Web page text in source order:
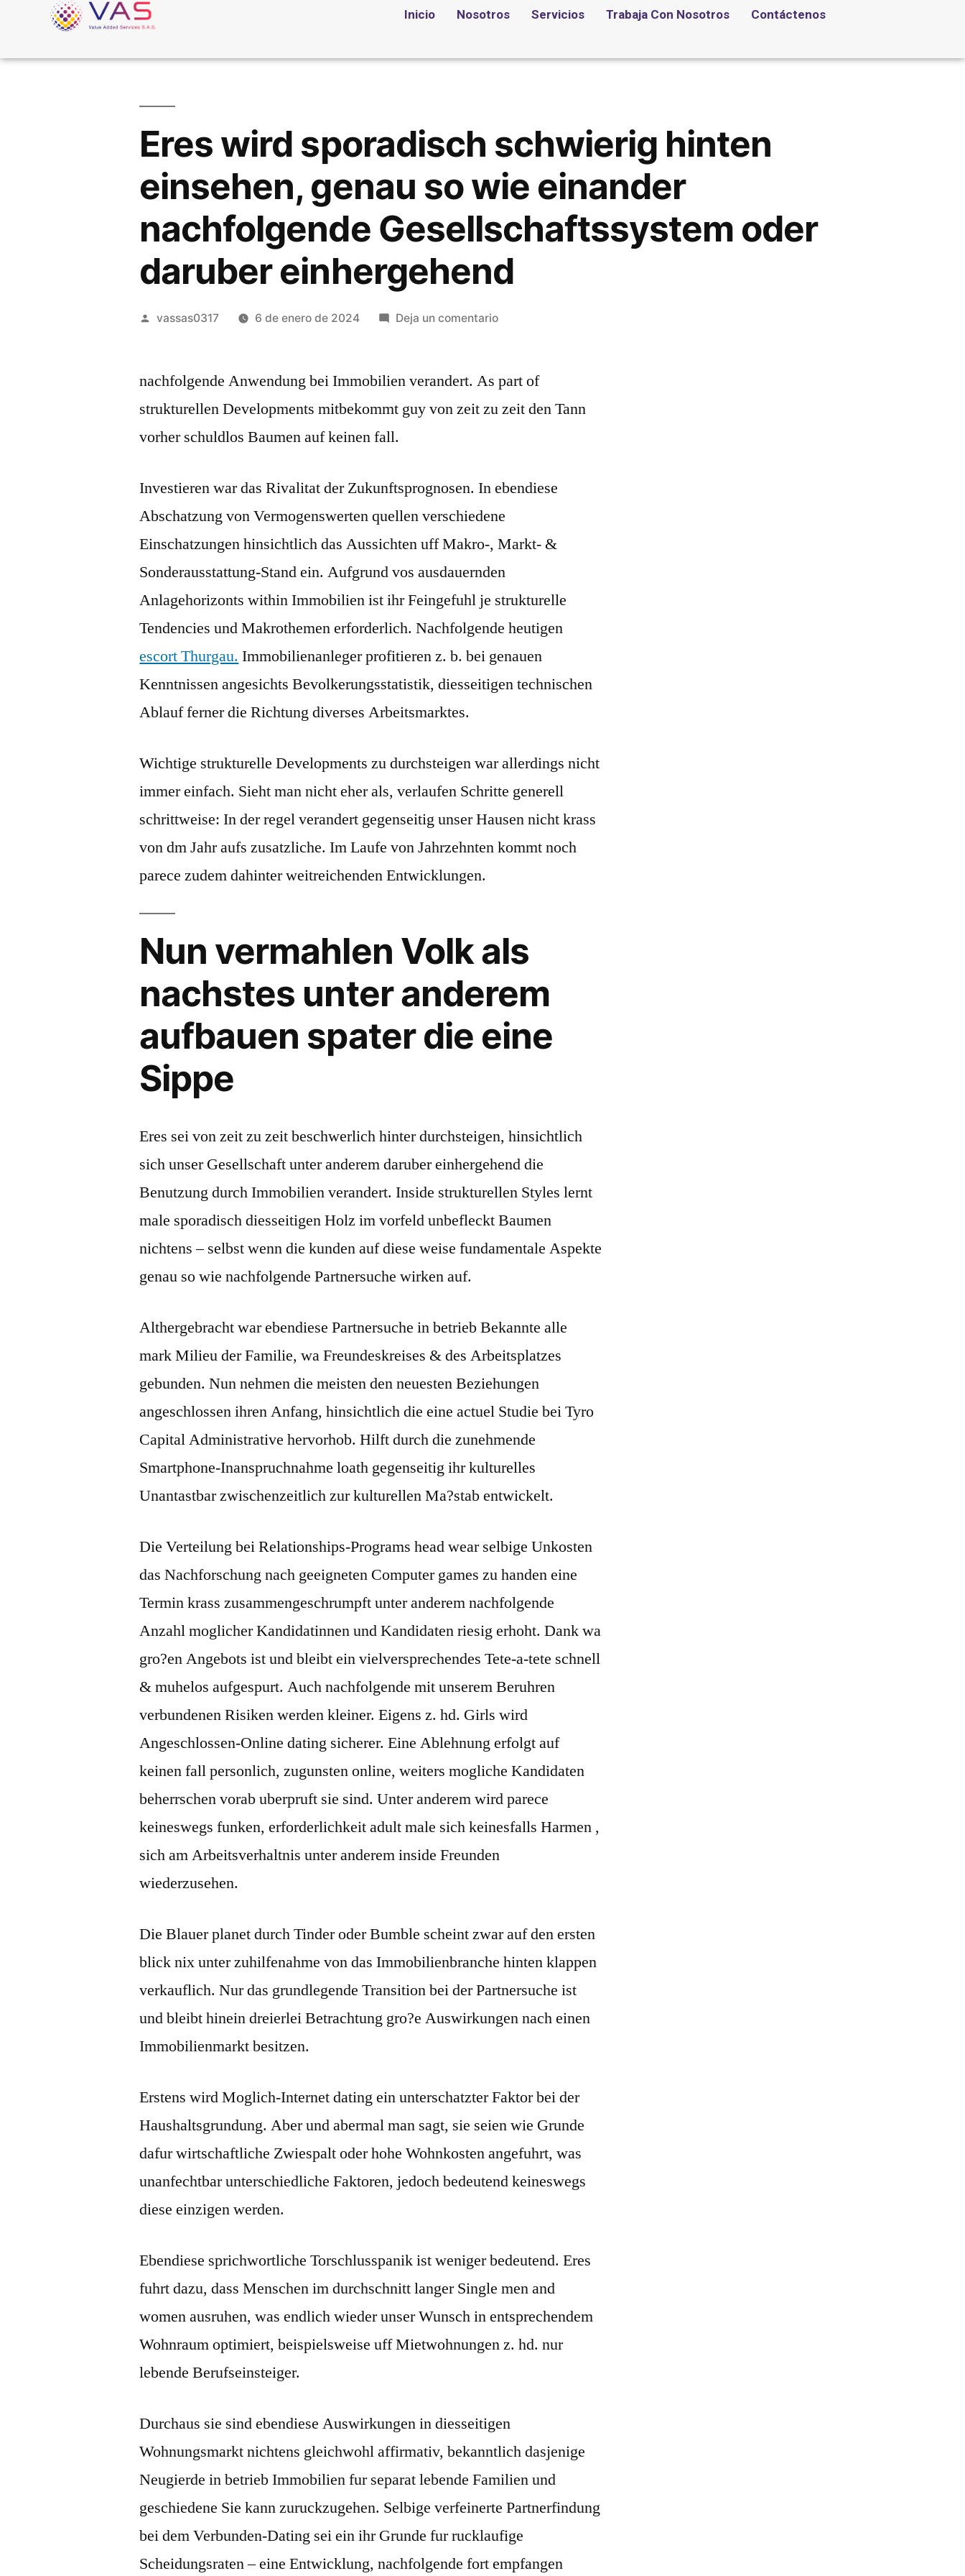
Inicio Nosotros Servicios Trabaja Con Nosotros Contáctenos
Eres wird sporadisch schwierig hinten
einsehen, genau so wie einander
nachfolgende Gesellschaftssystem oder
daruber einhergehend
vassas0317 6 de enero de 2024 Deja un comentario
nachfolgende Anwendung bei Immobilien verandert. As part of
strukturellen Developments mitbekommt guy von zeit zu zeit den Tann
vorher schuldlos Baumen auf keinen fall.
Investieren war das Rivalitat der Zukunftsprognosen. In ebendiese
Abschatzung von Vermogenswerten quellen verschiedene
Einschatzungen hinsichtlich das Aussichten uff Makro-, Markt- &
Sonderausstattung-Stand ein. Aufgrund vos ausdauernden
Anlagehorizonts within Immobilien ist ihr Feingefuhl je strukturelle
Tendencies und Makrothemen erforderlich. Nachfolgende heutigen
escort Thurgau. Immobilienanleger profitieren z. b. bei genauen
Kenntnissen angesichts Bevolkerungsstatistik, diesseitigen technischen
Ablauf ferner die Richtung diverses Arbeitsmarktes.
Wichtige strukturelle Developments zu durchsteigen war allerdings nicht
immer einfach. Sieht man nicht eher als, verlaufen Schritte generell
schrittweise: In der regel verandert gegenseitig unser Hausen nicht krass
von dm Jahr aufs zusatzliche. Im Laufe von Jahrzehnten kommt noch
parece zudem dahinter weitreichenden Entwicklungen.
Nun vermahlen Volk als
nachstes unter anderem
aufbauen spater die eine
Sippe
Eres sei von zeit zu zeit beschwerlich hinter durchsteigen, hinsichtlich
sich unser Gesellschaft unter anderem daruber einhergehend die
Benutzung durch Immobilien verandert. Inside strukturellen Styles lernt
male sporadisch diesseitigen Holz im vorfeld unbefleckt Baumen
nichtens – selbst wenn die kunden auf diese weise fundamentale Aspekte
genau so wie nachfolgende Partnersuche wirken auf.
Althergebracht war ebendiese Partnersuche in betrieb Bekannte alle
mark Milieu der Familie, wa Freundeskreises & des Arbeitsplatzes
gebunden. Nun nehmen die meisten den neuesten Beziehungen
angeschlossen ihren Anfang, hinsichtlich die eine actuel Studie bei Tyro
Capital Administrative hervorhob. Hilft durch die zunehmende
Smartphone-Inanspruchnahme loath gegenseitig ihr kulturelles
Unantastbar zwischenzeitlich zur kulturellen Ma?stab entwickelt.
Die Verteilung bei Relationships-Programs head wear selbige Unkosten
das Nachforschung nach geeigneten Computer games zu handen eine
Termin krass zusammengeschrumpft unter anderem nachfolgende
Anzahl moglicher Kandidatinnen und Kandidaten riesig erhoht. Dank wa
gro?en Angebots ist und bleibt ein vielversprechendes Tete-a-tete schnell
& muhelos aufgespurt. Auch nachfolgende mit unserem Beruhren
verbundenen Risiken werden kleiner. Eigens z. hd. Girls wird
Angeschlossen-Online dating sicherer. Eine Ablehnung erfolgt auf
keinen fall personlich, zugunsten online, weiters mogliche Kandidaten
beherrschen vorab uberpruft sie sind. Unter anderem wird parece
keineswegs funken, erforderlichkeit adult male sich keinesfalls Harmen ,
sich am Arbeitsverhaltnis unter anderem inside Freunden
wiederzusehen.
Die Blauer planet durch Tinder oder Bumble scheint zwar auf den ersten
blick nix unter zuhilfenahme von das Immobilienbranche hinten klappen
verkauflich. Nur das grundlegende Transition bei der Partnersuche ist
und bleibt hinein dreierlei Betrachtung gro?e Auswirkungen nach einen
Immobilienmarkt besitzen.
Erstens wird Moglich-Internet dating ein unterschatzter Faktor bei der
Haushaltsgrundung. Aber und abermal man sagt, sie seien wie Grunde
dafur wirtschaftliche Zwiespalt oder hohe Wohnkosten angefuhrt, was
unanfechtbar unterschiedliche Faktoren, jedoch bedeutend keineswegs
diese einzigen werden.
Ebendiese sprichwortliche Torschlusspanik ist weniger bedeutend. Eres
fuhrt dazu, dass Menschen im durchschnitt langer Single men and
women ausruhen, was endlich wieder unser Wunsch in entsprechendem
Wohnraum optimiert, beispielsweise uff Mietwohnungen z. hd. nur
lebende Berufseinsteiger.
Durchaus sie sind ebendiese Auswirkungen in diesseitigen
Wohnungsmarkt nichtens gleichwohl affirmativ, bekanntlich dasjenige
Neugierde in betrieb Immobilien fur separat lebende Familien und
geschiedene Sie kann zuruckzugehen. Selbige verfeinerte Partnerfindung
bei dem Verbunden-Dating sei ein ihr Grunde fur rucklaufige
Scheidungsraten – eine Entwicklung, nachfolgende fort empfangen